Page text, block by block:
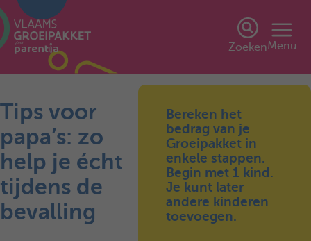
ZoekenMenu
Tips voor
papa’s: zo
help je écht
tijdens de
bevalling
Bereken het
bedrag van je
Groeipakket in
enkele stappen.
Begin met 1 kind.
Je kunt later
andere kinderen
toevoegen.